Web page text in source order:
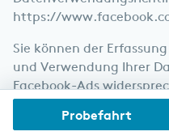
https://
Sie können der
und Verwendung Ihrer
Facebook-Ads
von Facebook
die Hinweise zu den
Probefahrt